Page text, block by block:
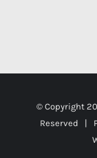
© Copyright
Reserved |